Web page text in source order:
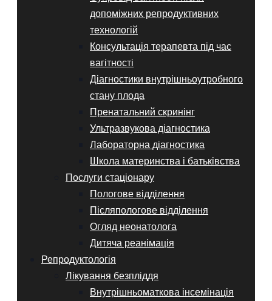
допоміжних репродуктивних
технологій
Консультація терапевта під час
вагітності
Діагностики внутрішньоутробного
стану плода
Пренатальний скринінг
Ультразвукова діагностика
Лабораторна діагностика
Школа материнства і батьківства
Послуги стаціонару
Пологове відділення
Післяпологове відділення
Огляд неонатолога
Дитяча реанімація
Репродуктологія
Лікування безпліддя
Внутрішньоматкова інсемінація